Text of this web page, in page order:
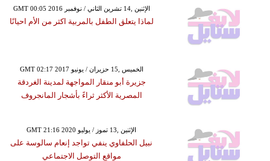
GMT 00:05 2016 الإثنين ,14 تشرين الثاني / نوفمبر
لماذا يتعلق الطفل بالمربية اكثر من الأم احيانًا
GMT 02:17 2017 الخميس ,15 حزيران / يونيو
جزيرة أبو منقار المواجهة لمدينة الغردقة
المصرية الأكثر ثراءً بأشجار المانجروف
GMT 21:16 2020 الإثنين ,13 تموز / يوليو
نبيل الحلفاوي ينفي تواجد إنعام سالوسة على
مواقع التوصل الاجتماعي